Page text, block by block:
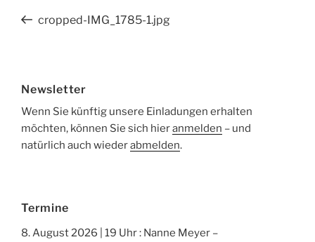
Beitragsnavigation
Vorheriger
cropped-IMG_1785-1.jpg
Newsletter
Wenn Sie künftig unsere Einladungen erhalten
möchten, können Sie sich hieranmelden – und
natürlich auch wiederabmelden.
Termine
8. August 2026 | 19 Uhr : Nanne Meyer –